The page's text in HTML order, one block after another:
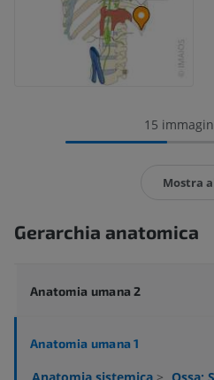
15
Mostra
Gerarchia anatomica
Anatomia umana 2
Anatomia umana 1